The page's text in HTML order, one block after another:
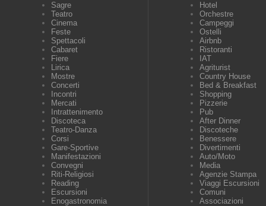
Sagre
Teatro
Cinema
Feste
Spettacoli
Cabaret
Fiere
Lirica
Mostre
Concerti
Incontri
Mercati
Intrattenimento
Discoteca
Teatro-Danza
Corsi
Gare-Sportive
Manifestazioni
Convegni
Riti-Religiosi
Reading
Escursioni
Enogastronomia
Hotel
Orchestre
Campeggi
Ostelli
Airbnb
Ristoranti
IAT
Agriturist
Country House
Bed & Breakfast
Shopping
Pizzerie
Pub
After Dinner
Discoteche
Benessere
Divertimenti
Auto/Moto
Media
Agenzie Stampa
Viaggi Escursioni
Comuni
Associazioni